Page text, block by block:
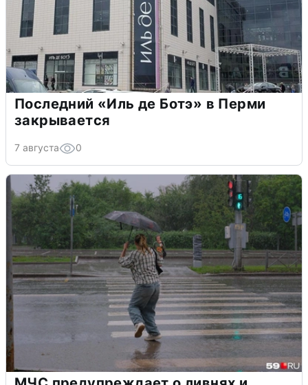
Последний «Иль де Ботэ» в Перми
закрывается
7 августа 0